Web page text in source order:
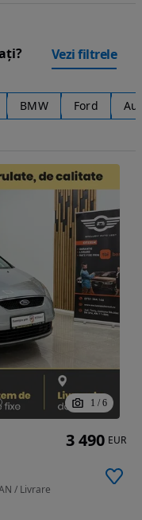
Vezi filtrele
BMW Ford
1 / 6
/ Livrare
3 490 EUR